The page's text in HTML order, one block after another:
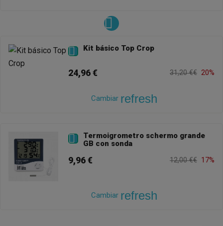
 Kit básico Top Crop
24,96 € 31,20 €€ 20%
Cambiar refresh

Termoigrometro schermo grande
GB con sonda
9,96 € 12,00 €€ 17%
Cambiar refresh